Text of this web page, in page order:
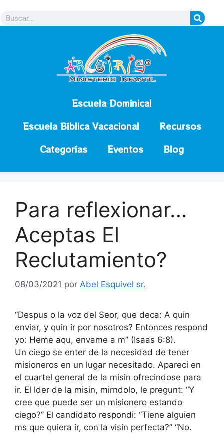
Escuela Dominical
Escuela Bíblica Vacacional
Recursos
Categorías
Eventos Blog
Para reflexionar…
Aceptas El
Reclutamiento?
08/03/2021 por Abel Esquivel sr.
“Despus o la voz del Seor, que deca: A quin
enviar, y quin ir por nosotros? Entonces respond
yo: Heme aqu, envame a m” (Isaas 6:8).
Un ciego se enter de la necesidad de tener
misioneros en un lugar necesitado. Apareci en
el cuartel general de la misin ofrecindose para
ir. El lder de la misin, mirndolo, le pregunt: “Y
cree que puede ser un misionero estando
ciego?” El candidato respondi: “Tiene alguien
ms que quiera ir, con la visin perfecta?” “No.